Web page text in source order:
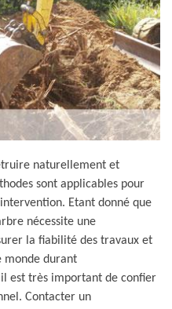
naturellement et
sont applicables pour
Etant donné que
nécessite une
la fiabilité des travaux et
monde durant
il est très important de confier
Contacter un